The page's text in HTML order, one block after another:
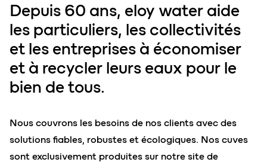
Depuis 60 ans, eloy water aide
les particuliers, les collectivités
et les entreprises à économiser
et à recycler leurs eaux pour le
bien de tous.
Nous couvrons les besoins de nos clients avec des
solutions fiables, robustes et écologiques. Nos cuves
sont exclusivement produites sur notre site de